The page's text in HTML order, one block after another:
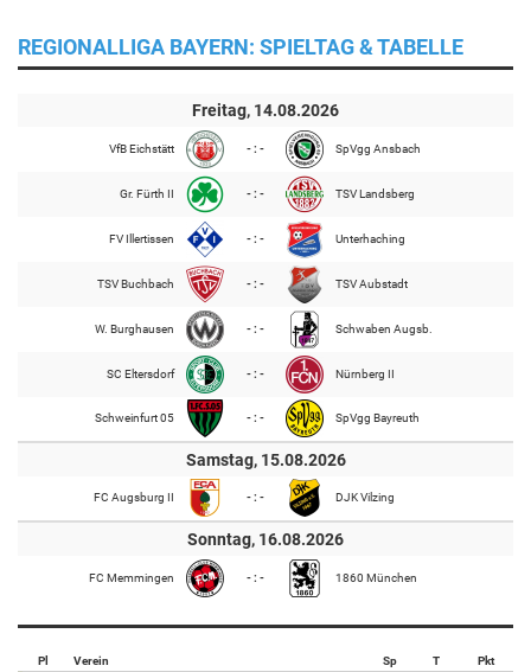
REGIONALLIGA BAYERN: SPIELTAG & TABELLE
Freitag, 14.08.2026
VfB Eichstätt - : - SpVgg Ansbach
Gr. Fürth II - : - TSV Landsberg
FV Illertissen - : - Unterhaching
TSV Buchbach - : - TSV Aubstadt
W. Burghausen - : - Schwaben Augsb.
SC Eltersdorf - : - Nürnberg II
Schweinfurt 05 - : - SpVgg Bayreuth
Samstag, 15.08.2026
FC Augsburg II - : - DJK Vilzing
Sonntag, 16.08.2026
FC Memmingen - : - 1860 München
Pl Verein Sp T Pkt